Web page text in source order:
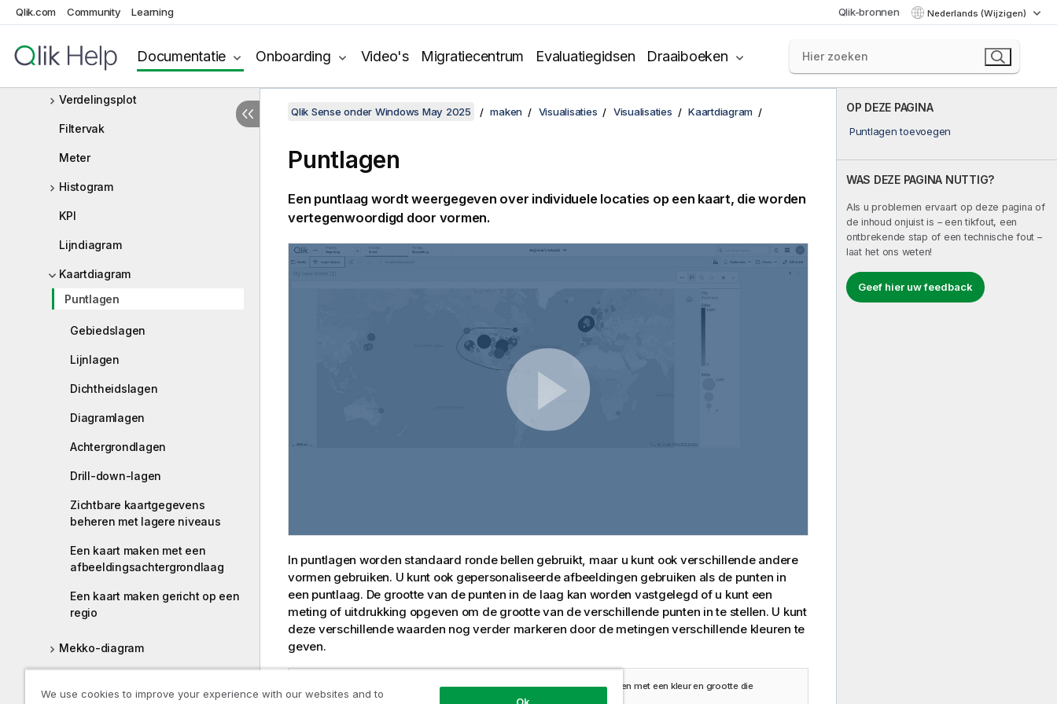
Qlik.com Community Learning Qlik-bronnen Nederlands (Wijzigen)
Documentatie Onboarding Video's Migratiecentrum Evaluatiegidsen Draaiboeken
Boxplot
Combinatiegrafiek
Verdelingsplot
Filtervak
Meter
Histogram
KPI
Lijndiagram
Kaartdiagram
Puntlagen
Gebiedslagen
Lijnlagen
Dichtheidslagen
Diagramlagen
Achtergrondlagen
Drill-down-lagen
Zichtbare kaartgegevens
beheren met lagere niveaus
Een kaart maken met een
afbeeldingsachtergrondlaag
Een kaart maken gericht op een
regio
Mekko-diagram
OP DEZE PAGINA
Puntlagen toevoegen
WAS DEZE PAGINA NUTTIG?
Als u problemen ervaart op deze pagina of
de inhoud onjuist is – een tikfout, een
ontbrekende stap of een technische fout –
laat het ons weten!
Geef hier uw feedback
Qlik Sense onder Windows May 2025 maken Visualisaties Visualisaties Kaartdiagram
Puntlagen
Een puntlaag wordt weergegeven over individuele locaties op een kaart, die worden
vertegenwoordigd door vormen.
In puntlagen worden standaard ronde bellen gebruikt, maar u kunt ook verschillende andere
vormen gebruiken. U kunt ook gepersonaliseerde afbeeldingen gebruiken als de punten in
een puntlaag. De grootte van de punten in de laag kan worden vastgelegd of u kunt een
meting of uitdrukking opgeven om de grootte van de verschillende punten in te stellen. U kunt
deze verschillende waarden nog verder markeren door de metingen verschillende kleuren te
geven.
Kaart met puntlaag waarop steden in Atlantisch Canada worden weergegeven met een kleur en grootte die
afhankelijk is van het aantal inwoners.
We use cookies to improve your experience with our websites and to